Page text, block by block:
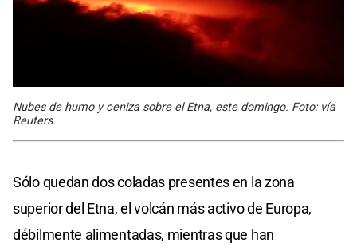
Nubes de humo y ceniza sobre el Etna, este domingo. Foto: vía
Reuters.
Sólo quedan dos coladas presentes en la zona
superior del Etna, el volcán más activo de Europa,
débilmente alimentadas, mientras que han